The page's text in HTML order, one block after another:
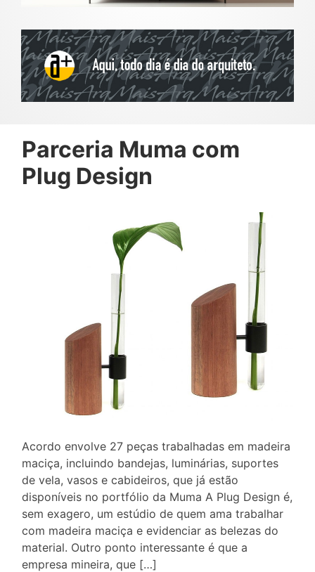
Parceria Muma com
Plug Design
Acordo envolve 27 peças trabalhadas em madeira
maciça, incluindo bandejas, luminárias, suportes
de vela, vasos e cabideiros, que já estão
disponíveis no portfólio da Muma A Plug Design é,
sem exagero, um estúdio de quem ama trabalhar
com madeira maciça e evidenciar as belezas do
material. Outro ponto interessante é que a
empresa mineira, que […]